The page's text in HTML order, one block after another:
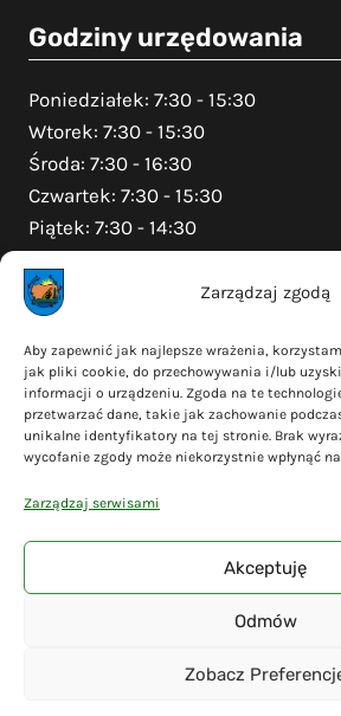
Zarządzaj zgodą
Aby zapewnić jak najlepsze wrażenia,
jak pliki cookie, do przechowywania i/lub
informacji o urządzeniu. Zgoda na te
przetwarzać dane, takie jak zachowanie
unikalne identyfikatory na tej stronie. Brak
wycofanie zgody może niekorzystnie wpłynąć
Zarządzaj serwisami
Akceptuję
Odmów
Zobacz
Godziny urzędowania
Poniedziałek: 7:30 - 15:30
Wtorek: 7:30 - 15:30
Środa: 7:30 - 16:30
Czwartek: 7:30 - 15:30
Piątek: 7:30 - 14:30
Na skróty
Polityka prywatności
Polityka plików cookies (EU)
Deklaracja dostępności
Mapa serwisu